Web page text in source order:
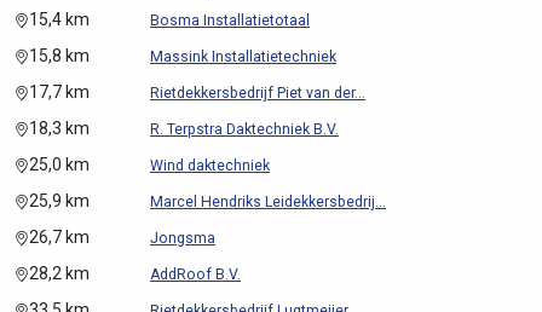
15,4 km Bosma Installatietotaal
15,8 km Massink Installatietechniek
17,7 km Rietdekkersbedrijf Piet van der...
18,3 km R. Terpstra Daktechniek B.V.
25,0 km Wind daktechniek
25,9 km Marcel Hendriks Leidekkersbedrij...
26,7 km Jongsma
28,2 km AddRoof B.V.